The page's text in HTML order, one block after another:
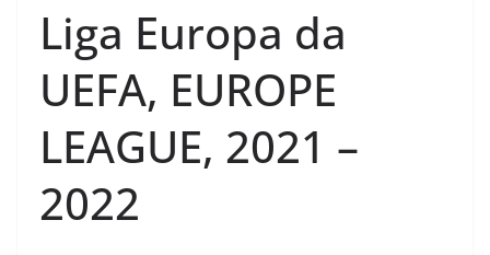
Liga Europa da
UEFA, EUROPE
LEAGUE, 2021 –
2022